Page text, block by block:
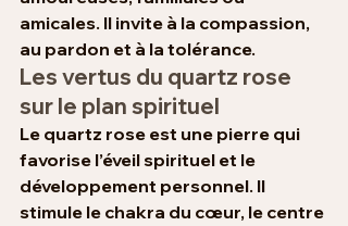
amicales. Il invite à la compassion,
au pardon et à la tolérance.
Les vertus du quartz rose
sur le plan spirituel
Le quartz rose est une pierre qui
favorise l’éveil spirituel et le
développement personnel. Il
stimule le chakra du cœur, le centre